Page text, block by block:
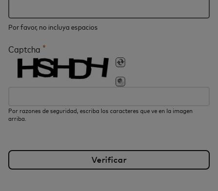
Por favor, no incluya espacios
Captcha *
Por razones de seguridad, escriba los caracteres que ve en la imagen
arriba.